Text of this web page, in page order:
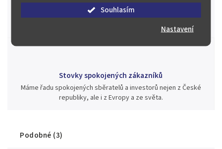
Souhlasím
Nastavení
Během té doby jsme v našich aukcích prodali významné sbírky i
jednotlivé kusy unikátních mincí, bankovek, řádů a vyznamenání
Stovky spokojených zákazníků
Máme řadu spokojených sběratelů a investorů nejen z České
republiky, ale i z Evropy a ze světa.
Podobné (3)